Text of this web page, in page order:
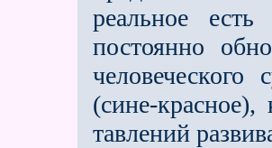
реальное
постоянно
(сине-
тавлений